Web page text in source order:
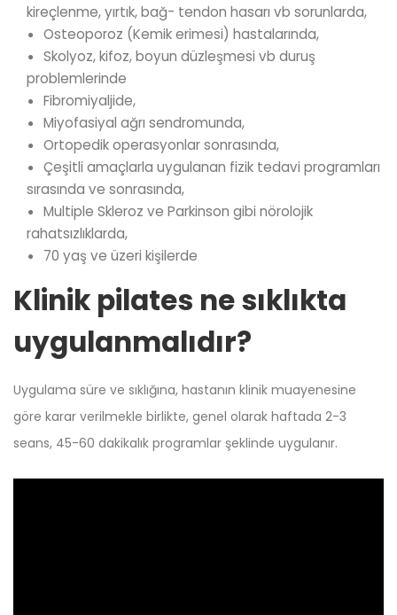
kireçlenme, yırtık, bağ- tendon hasarı vb sorunlarda,
Osteoporoz (Kemik erimesi) hastalarında,
Skolyoz, kifoz, boyun düzleşmesi vb duruş
problemlerinde
Fibromiyaljide,
Miyofasiyal ağrı sendromunda,
Ortopedik operasyonlar sonrasında,
Çeşitli amaçlarla uygulanan fizik tedavi programları
sırasında ve sonrasında,
Multiple Skleroz ve Parkinson gibi nörolojik
rahatsızlıklarda,
70 yaş ve üzeri kişilerde
Klinik pilates ne sıklıkta
uygulanmalıdır?
Uygulama süre ve sıklığına, hastanın klinik muayenesine
göre karar verilmekle birlikte, genel olarak haftada 2-3
seans, 45-60 dakikalık programlar şeklinde uygulanır.